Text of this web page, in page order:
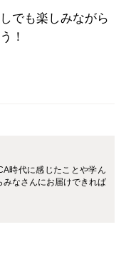
でも楽しみながら
！
時代に感じたことや学ん
なさんにお届けできれば